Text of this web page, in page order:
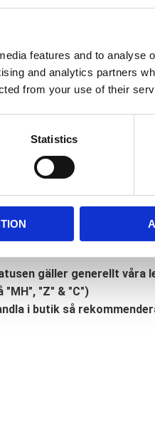
features and to analyse
and analytics partners
from your use of their
Statistics
Dela
c
b
o
gäller generellt våra
"MH", "Z" & "C")
i butik så